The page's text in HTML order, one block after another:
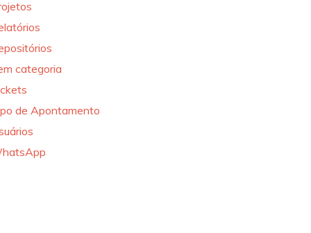
categoria
de Apontamento